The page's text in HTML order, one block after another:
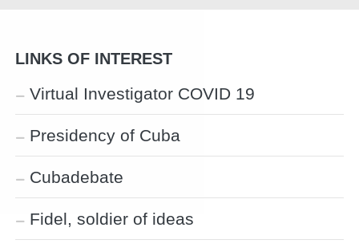
LINKS OF INTEREST
Virtual Investigator COVID 19
Presidency of Cuba
Cubadebate
Fidel, soldier of ideas